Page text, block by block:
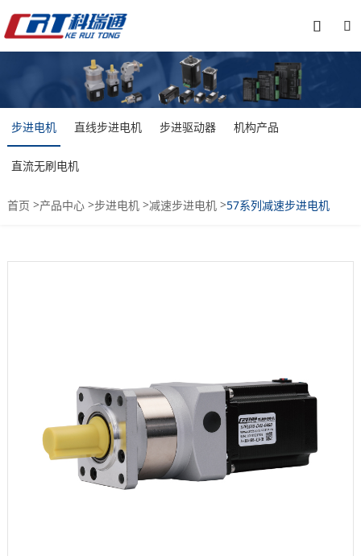


步进电机 直线步进电机 步进驱动器 机构产品
直流无刷电机
首页 >产品中心>步进电机>减速步进电机>57系列减速步进电机